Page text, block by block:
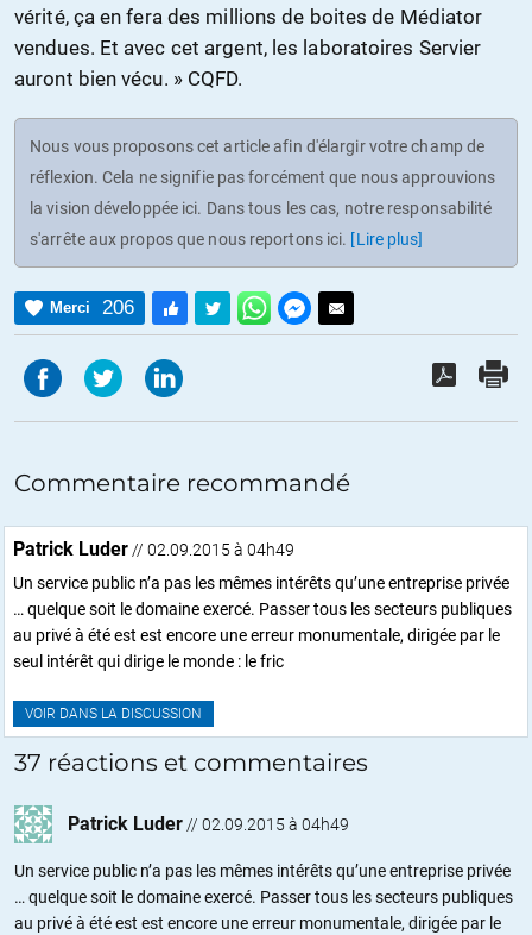
vérité, ça en fera des millions de boites de Médiator
vendues. Et avec cet argent, les laboratoires Servier
auront bien vécu. » CQFD.
Nous vous proposons cet article afin d'élargir votre champ de
réflexion. Cela ne signifie pas forcément que nous approuvions
la vision développée ici. Dans tous les cas, notre responsabilité
s'arrête aux propos que nous reportons ici. [Lire plus]
Merci 206
Commentaire recommandé
Patrick Luder// 02.09.2015 à 04h49
Un service public n’a pas les mêmes intérêts qu’une entreprise privée
… quelque soit le domaine exercé. Passer tous les secteurs publiques
au privé à été est est encore une erreur monumentale, dirigée par le
seul intérêt qui dirige le monde : le fric
VOIR DANS LA DISCUSSION
37 réactions et commentaires
Patrick Luder// 02.09.2015 à 04h49
Un service public n’a pas les mêmes intérêts qu’une entreprise privée
… quelque soit le domaine exercé. Passer tous les secteurs publiques
au privé à été est est encore une erreur monumentale, dirigée par le